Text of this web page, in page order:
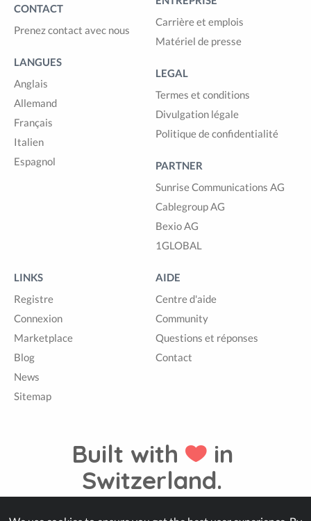
CONTACT
Prenez contact avec nous
LANGUES
Anglais
Allemand
Français
Italien
Espagnol
Carrière et emplois
Matériel de presse
LEGAL
Termes et conditions
Divulgation légale
Politique de confidentialité
PARTNER
Sunrise Communications AG
Cablegroup AG
Bexio AG
1GLOBAL
LINKS
Registre
Connexion
Marketplace
Blog
News
Sitemap
AIDE
Centre d'aide
Community
Questions et réponses
Contact
Built with
in
Switzerland.